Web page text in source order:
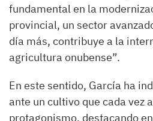
fundamental en la
provincial, un sector
día más, contribuye a la
agricultura onubense”.
En este sentido, García ha
ante un cultivo que cada vez
protagonismo, destacando